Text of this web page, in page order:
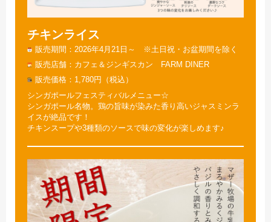
チキンライス
販売期間
2026年4月21日～ ※土日祝・お盆期間を除く
販売店舗
カフェ＆ジンギスカン FARM DINER
販売価格
1,780円（税込）
シンガポールフェスティバルメニュー☆
シンガポール名物。鶏の旨味が染みた香り高いジャスミンラ
イスが絶品です！
チキンスープや3種類のソースで味の変化が楽しめます♪